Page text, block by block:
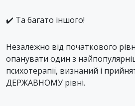
✔️ Та багато іншого!
Незалежно від початкового
опанувати один з
психотерапії, визнаний і
ДЕРЖАВНОМУ рівні.